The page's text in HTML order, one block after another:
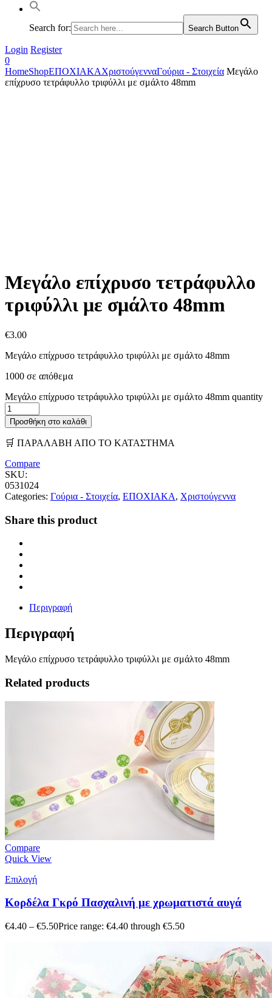
Search for: Search Button
Login Register
0
HomeShopΕΠΟΧΙΑΚΑΧριστούγενναΓούρια - Στοιχεία Μεγάλο
επίχρυσο τετράφυλλο τριφύλλι με σμάλτο 48mm
Μεγάλο επίχρυσο τετράφυλλο
τριφύλλι με σμάλτο 48mm
€3.00
Μεγάλο επίχρυσο τετράφυλλο τριφύλλι με σμάλτο 48mm
1000 σε απόθεμα
Μεγάλο επίχρυσο τετράφυλλο τριφύλλι με σμάλτο 48mm quantity
Προσθήκη στο καλάθι
🛒 ΠΑΡΑΛΑΒΗ ΑΠΟ ΤΟ ΚΑΤΑΣΤΗΜΑ
Compare
SKU:
0531024
Categories: Γούρια - Στοιχεία, ΕΠΟΧΙΑΚΑ, Χριστούγεννα
Share this product
Περιγραφή
Περιγραφή
Μεγάλο επίχρυσο τετράφυλλο τριφύλλι με σμάλτο 48mm
Related products
Compare
Quick View
Επιλογή
Κορδέλα Γκρό Πασχαλινή με χρωματιστά αυγά
€4.40 – €5.50Price range: €4.40 through €5.50